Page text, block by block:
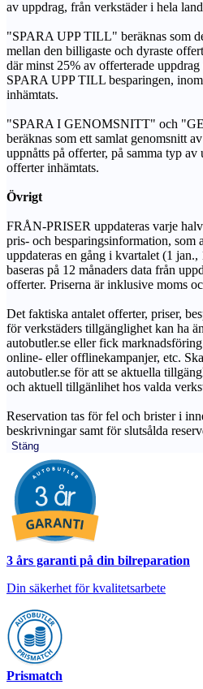
av uppdrag, från verkstäder i hela
"SPARA UPP TILL" beräknas som
mellan den billigaste och dyraste
där minst 25% av offerterade
SPARA UPP TILL besparingen,
inhämtats.
"SPARA I GENOMSNITT" och
beräknas som ett samlat genomsnitt
uppnåtts på offerter, på samma typ
offerter inhämtats.
Övrigt
FRÅN-PRISER uppdateras varje
pris- och besparingsinformation, som
uppdateras en gång i kvartalet (1
baseras på 12 månaders data från
offerter. Priserna är inklusive moms
Det faktiska antalet offerter, priser,
för verkstäders tillgänglighet kan ha
autobutler.se eller fick
online- eller offlinekampanjer, etc.
autobutler.se för att se aktuella
och aktuell tillgänlihet hos valda
Reservation tas för fel och brister i
beskrivningar samt för slutsålda
Stäng
3 års garanti på din bilreparation
Din säkerhet för kvalitetsarbete
Prismatch